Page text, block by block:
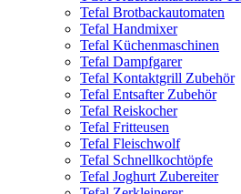
Tefal Brotbackautomaten
Tefal Handmixer
Tefal Küchenmaschinen
Tefal Dampfgarer
Tefal Kontaktgrill Zubehör
Tefal Entsafter Zubehör
Tefal Reiskocher
Tefal Fritteusen
Tefal Fleischwolf
Tefal Schnellkochtöpfe
Tefal Joghurt Zubereiter